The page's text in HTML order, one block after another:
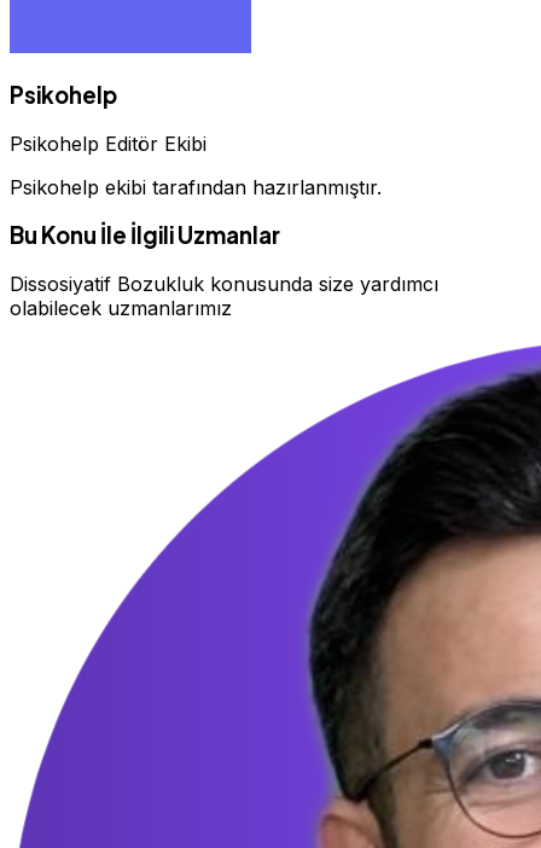
Psikohelp
Psikohelp Editör Ekibi
Psikohelp ekibi tarafından hazırlanmıştır.
Bu Konu İle İlgili Uzmanlar
Dissosiyatif Bozukluk konusunda size yardımcı
olabilecek uzmanlarımız